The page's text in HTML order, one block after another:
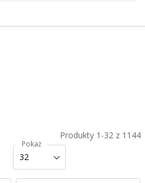
Produkty 1 -32z 1144
Pokaż